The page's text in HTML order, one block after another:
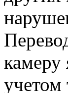
камеру
учетом